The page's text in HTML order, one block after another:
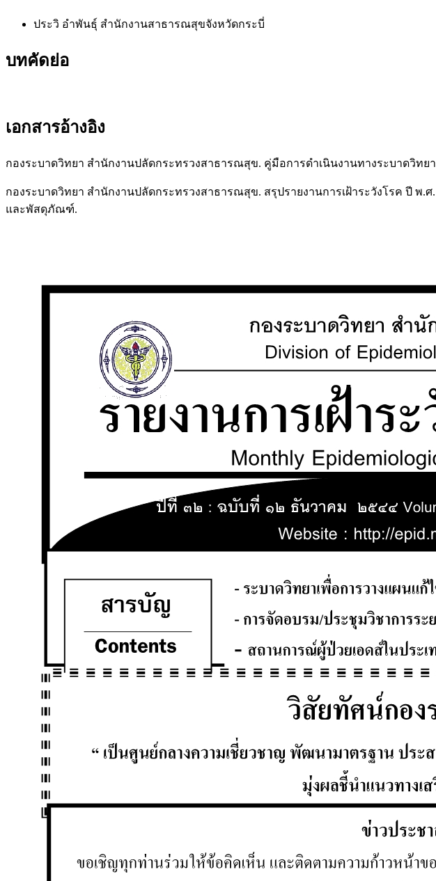
ประวิ อำพันธุ์ สำนักงานสาธารณสุขจังหวัดกระบี่
บทคัดย่อ
เอกสารอ้างอิง
กองระบาดวิทยา สำนักงานปลัดกระทรวงสาธารณสุข. คู่มือการดำเนินงานทางระบาดวิ
กองระบาดวิทยา สำนักงานปลัดกระทรวงสาธารณสุข. สรุปรายงานการเฝ้าระวังโรค ปี พ.
และพัสดุภัณฑ์.